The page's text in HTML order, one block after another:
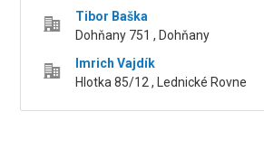
Tibor Baška
Dohňany 751 , Dohňany
Imrich Vajdík
Hlotka 85/12 , Lednické Rovne